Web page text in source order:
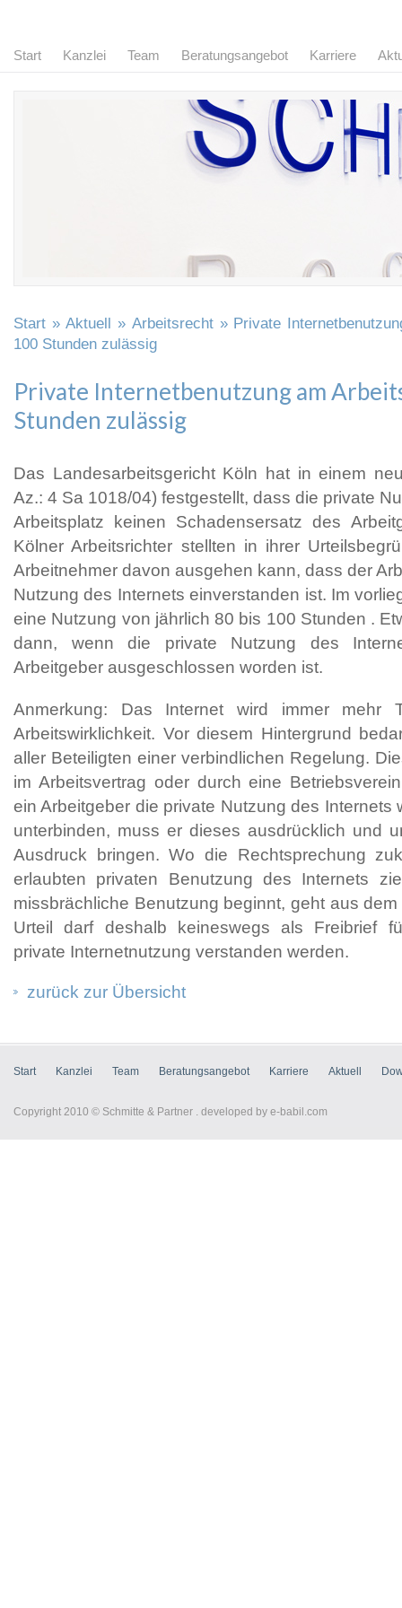
Start Kanzlei Team Beratungsangebot Karriere
Start » Aktuell » Arbeitsrecht» Private
100 Stunden zulässig
Private Internetbenutzung am
Stunden zulässig
Das Landesarbeitsgericht Köln hat in einem
Az.: 4 Sa 1018/04) festgestellt, dass die private
Arbeitsplatz keinen Schadensersatz des
Kölner Arbeitsrichter stellten in ihrer
Arbeitnehmer davon ausgehen kann, dass der
Nutzung des Internets einverstanden ist. Im
eine Nutzung von jährlich 80 bis 100 Stunden .
dann, wenn die private Nutzung des
Arbeitgeber ausgeschlossen worden ist.
Anmerkung: Das Internet wird immer mehr
Arbeitswirklichkeit. Vor diesem Hintergrund
aller Beteiligten einer verbindlichen Regelung.
im Arbeitsvertrag oder durch eine
ein Arbeitgeber die private Nutzung des Internets
unterbinden, muss er dieses ausdrücklich und
Ausdruck bringen. Wo die Rechtsprechung
erlaubten privaten Benutzung des Internets
missbrächliche Benutzung beginnt, geht aus
Urteil darf deshalb keineswegs als Freibrief
private Internetnutzung verstanden werden.
zurück zur Übersicht
Start Kanzlei Team Beratungsangebot Karriere Aktuell
Copyright 2010 © Schmitte & Partner . developed by e-babil.com